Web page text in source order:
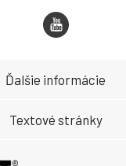
Ďalšie informácie
Textové stránky